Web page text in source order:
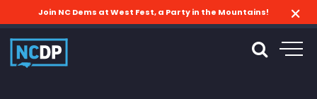
Join NC Dems at West Fest, a Party in the Mountains!